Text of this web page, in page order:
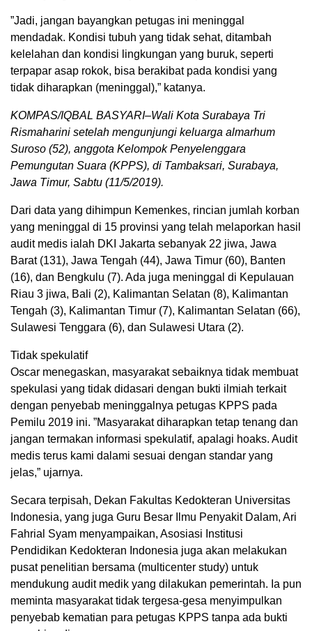
”Jadi, jangan bayangkan petugas ini meninggal
mendadak. Kondisi tubuh yang tidak sehat, ditambah
kelelahan dan kondisi lingkungan yang buruk, seperti
terpapar asap rokok, bisa berakibat pada kondisi yang
tidak diharapkan (meninggal),” katanya.
KOMPAS/IQBAL BASYARI–Wali Kota Surabaya Tri
Rismaharini setelah mengunjungi keluarga almarhum
Suroso (52), anggota Kelompok Penyelenggara
Pemungutan Suara (KPPS), di Tambaksari, Surabaya,
Jawa Timur, Sabtu (11/5/2019).
Dari data yang dihimpun Kemenkes, rincian jumlah korban
yang meninggal di 15 provinsi yang telah melaporkan hasil
audit medis ialah DKI Jakarta sebanyak 22 jiwa, Jawa
Barat (131), Jawa Tengah (44), Jawa Timur (60), Banten
(16), dan Bengkulu (7). Ada juga meninggal di Kepulauan
Riau 3 jiwa, Bali (2), Kalimantan Selatan (8), Kalimantan
Tengah (3), Kalimantan Timur (7), Kalimantan Selatan (66),
Sulawesi Tenggara (6), dan Sulawesi Utara (2).
Tidak spekulatif
Oscar menegaskan, masyarakat sebaiknya tidak membuat
spekulasi yang tidak didasari dengan bukti ilmiah terkait
dengan penyebab meninggalnya petugas KPPS pada
Pemilu 2019 ini. ”Masyarakat diharapkan tetap tenang dan
jangan termakan informasi spekulatif, apalagi hoaks. Audit
medis terus kami dalami sesuai dengan standar yang
jelas,” ujarnya.
Secara terpisah, Dekan Fakultas Kedokteran Universitas
Indonesia, yang juga Guru Besar Ilmu Penyakit Dalam, Ari
Fahrial Syam menyampaikan, Asosiasi Institusi
Pendidikan Kedokteran Indonesia juga akan melakukan
pusat penelitian bersama (multicenter study) untuk
mendukung audit medik yang dilakukan pemerintah. Ia pun
meminta masyarakat tidak tergesa-gesa menyimpulkan
penyebab kematian para petugas KPPS tanpa ada bukti